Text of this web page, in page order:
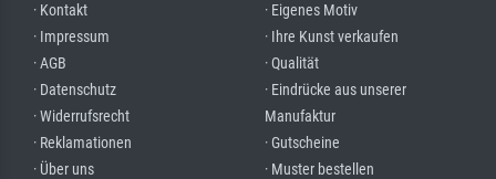
· Kontakt
· Impressum
· AGB
· Datenschutz
· Widerrufsrecht
· Reklamationen
· Über uns
· Eigenes Motiv
· Ihre Kunst verkaufen
· Qualität
· Eindrücke aus unserer
Manufaktur
· Gutscheine
· Muster bestellen